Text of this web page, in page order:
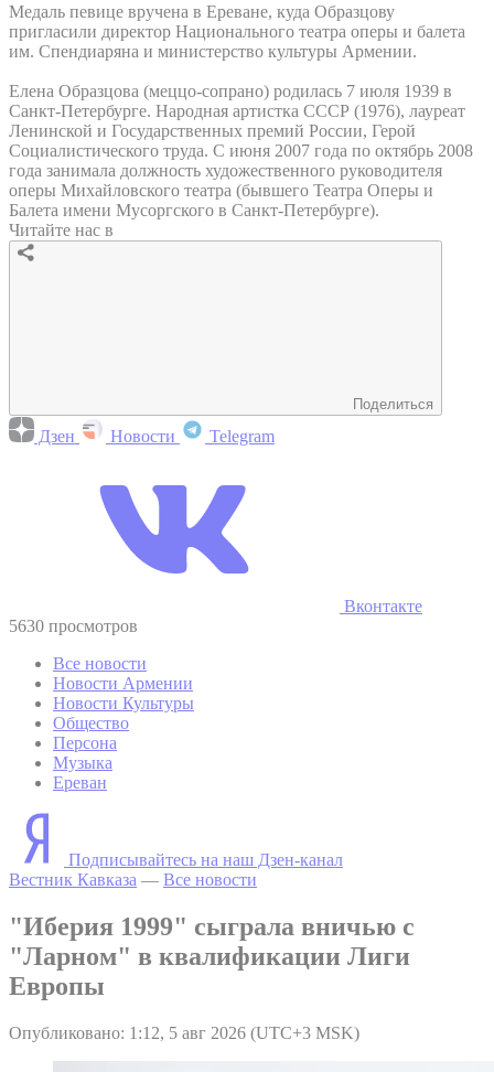
Медаль певице вручена в Ереване, куда Образцову
пригласили директор Национального театра оперы и балета
им. Спендиаряна и министерство культуры Армении.
Елена Образцова (меццо-сопрано) родилась 7 июля 1939 в
Санкт-Петербурге. Народная артистка СССР (1976), лауреат
Ленинской и Государственных премий России, Герой
Социалистического труда. С июня 2007 года по октябрь 2008
года занимала должность художественного руководителя
оперы Михайловского театра (бывшего Театра Оперы и
Балета имени Мусоргского в Санкт-Петербурге).
Читайте нас в
Поделиться
Дзен Новости Telegram
Вконтакте
5630 просмотров
Все новости
Новости Армении
Новости Культуры
Общество
Персона
Музыка
Ереван
Подписывайтесь на наш Дзен-канал
Вестник Кавказа — Все новости
"Иберия 1999" сыграла вничью с
"Ларном" в квалификации Лиги
Европы
Опубликовано: 1:12, 5 авг 2026 (UTC+3 MSK)